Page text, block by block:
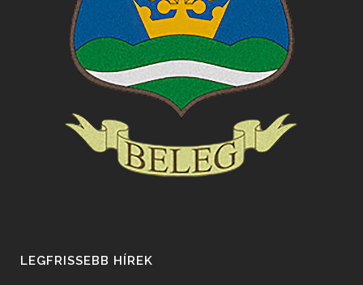
LEGFRISSEBB HÍREK